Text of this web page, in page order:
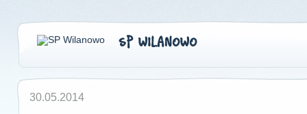
SP WILANOWO
30.05.2014